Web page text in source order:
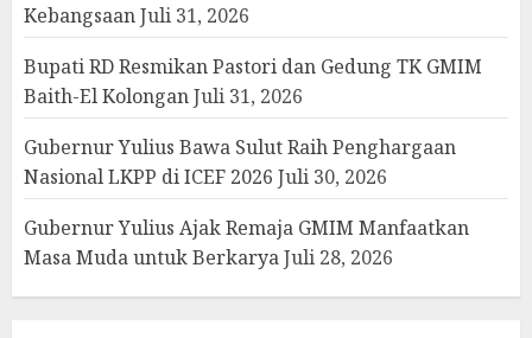
KebangsaanJuli 31, 2026
Bupati RD Resmikan Pastori dan Gedung TK GMIM
Baith-El KolonganJuli 31, 2026
Gubernur Yulius Bawa Sulut Raih Penghargaan
Nasional LKPP di ICEF 2026 Juli 30, 2026
Gubernur Yulius Ajak Remaja GMIM Manfaatkan
Masa Muda untuk BerkaryaJuli 28, 2026